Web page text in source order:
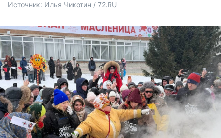
Источник: Илья Чикотин / 72.RU